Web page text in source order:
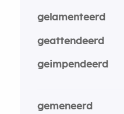
gelamenteerd
geattendeerd
geimpendeerd
gemeneerd